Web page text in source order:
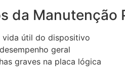
da Manutenção
vida útil do dispositivo
geral
graves na placa lógica